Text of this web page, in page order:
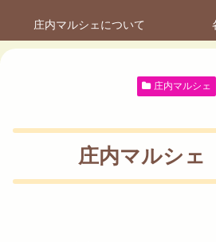
庄内マルシェについて
庄内マルシェ
庄内マルシェ